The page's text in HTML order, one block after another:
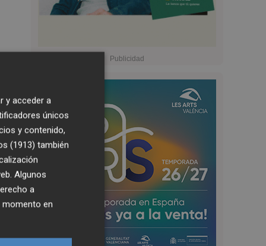
y acceder a
únicos
y contenido,
(1913) también
Algunos
a
momento en